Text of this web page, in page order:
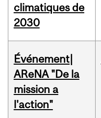
climatiques de
2030
Événement|
AReNA "De la
mission a
l'action"